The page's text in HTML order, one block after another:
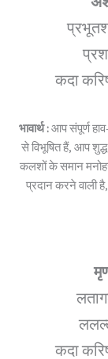
कदा
भावार्थ :आप संपूर्ण
से विभूषित हैं, आप
कलशों के समान
प्रदान करने वाली
कदा